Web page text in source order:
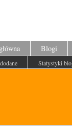
Blogi
Statystyki